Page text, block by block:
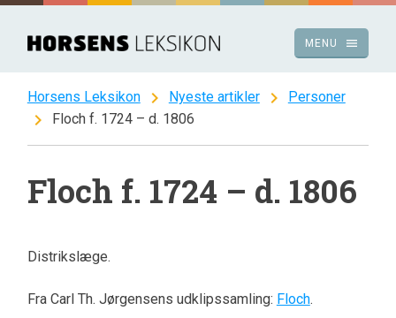
Spring
indhold
menu
MENU
Horsens Leksikon chevron_right Nyeste artikler chevron_right Personer
chevron_right Floch f. 1724 – d. 1806
Floch f. 1724 – d. 1806
Distrikslæge.
Fra Carl Th. Jørgensens udklipssamling: Floch.